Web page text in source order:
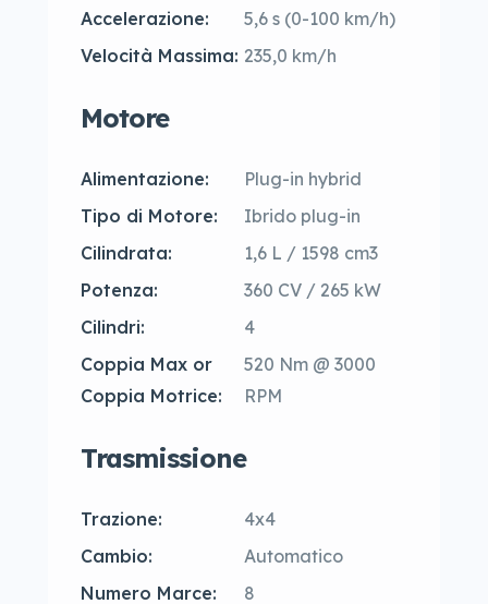
Accelerazione:
5,6 s (0-100 km/h)
Velocità Massima: 235,0 km/h
Motore
Alimentazione:
Plug-in hybrid
Tipo di Motore:
Ibrido plug-in
Cilindrata:
1,6 L / 1598 cm3
Potenza:
360 CV / 265 kW
Cilindri:
4
Coppia Max or
Coppia Motrice:
520 Nm @ 3000
RPM
Trasmissione
Trazione:
4x4
Cambio:
Automatico
Numero Marce:
8